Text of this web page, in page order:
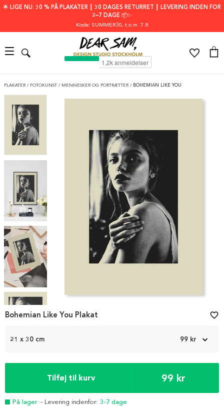
🌟 LIGE NU: 30 % PÅ PLAKATER ┃ 30 DAGES RETURRET ┃ LEVERING INDEN FOR
2–7 DAGE 📦✨
Kode: SUMMER30, t.o.m. 7.8
PLAKATER / FOTOKUNST / MENNESKER OG PORTRÆTTER / BOHEMIAN LIKE YOU
Item
1
21 x 30 cm 99 kr
Tilføj til kurv 99 kr
På lager - Levering indenfor: 3-7 dage
Bohemian Like You Plakat favorite_border